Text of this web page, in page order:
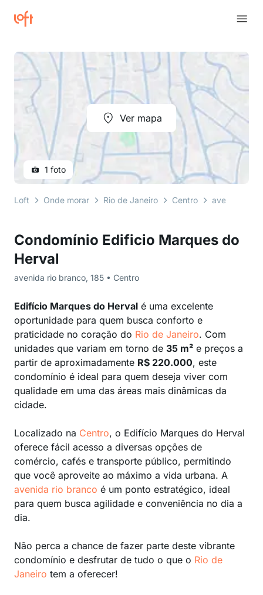
Condomínio Edificio Marques do
Herval
avenida rio branco, 185 • Centro
Edifício Marques do Herval é uma excelente
oportunidade para quem busca conforto e
praticidade no coração do Rio de Janeiro. Com
unidades que variam em torno de 35 m² e preços a
partir de aproximadamente R$ 220.000, este
condomínio é ideal para quem deseja viver com
qualidade em uma das áreas mais dinâmicas da
cidade.
Localizado na Centro, o Edifício Marques do Herval
oferece fácil acesso a diversas opções de
comércio, cafés e transporte público, permitindo
que você aproveite ao máximo a vida urbana. A
avenida rio branco é um ponto estratégico, ideal
para quem busca agilidade e conveniência no dia a
dia.
Não perca a chance de fazer parte deste vibrante
condomínio e desfrutar de tudo o que o Rio de
Janeiro tem a oferecer!
Ver mapa
1 foto
Loft Onde morar Rio de Janeiro Centro avenida rio